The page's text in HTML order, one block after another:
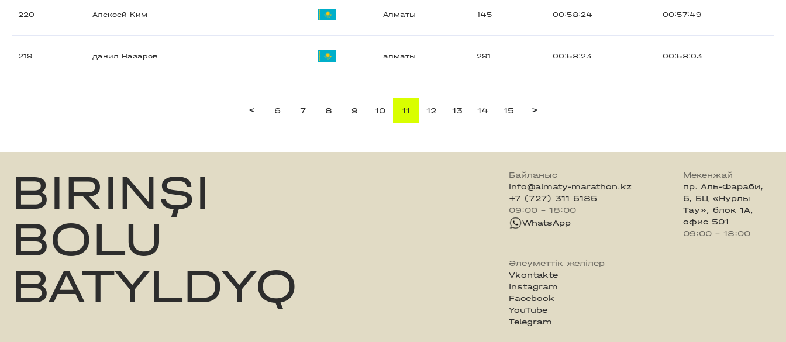
220 Алексей Ким Алматы 145 00:58:24 00:57:49
219 данил Назаров алматы 291 00:58:23 00:58:03
< 6 7 8 9 10 11 12 13 14 15 >
BIRINŞI
BOLU
BATYLDYQ
Байланыс
info@almaty-marathon.kz
+7 (727) 311 5185
09:00 - 18:00
WhatsApp
Мекенжай
пр. Аль-Фараби,
5, БЦ «Нурлы
Тау», блок 1А,
офис 501
09:00 - 18:00
Әлеуметтік желілер
Vkontakte
Instagram
Facebook
YouTube
Telegram